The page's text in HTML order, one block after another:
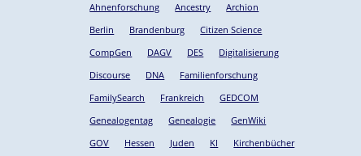
Ahnenforschung Ancestry
Archion
Berlin
Brandenburg
Citizen Science
CompGen
DAGV DES
Digitalisierung
Discourse
DNA
Familienforschung
FamilySearch
Frankreich
GEDCOM
Genealogentag
Genealogie
GenWiki
GOV
Hessen Juden KI
Kirchenbücher